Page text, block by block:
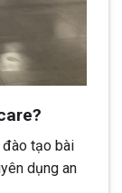
tạo bài
dụng an